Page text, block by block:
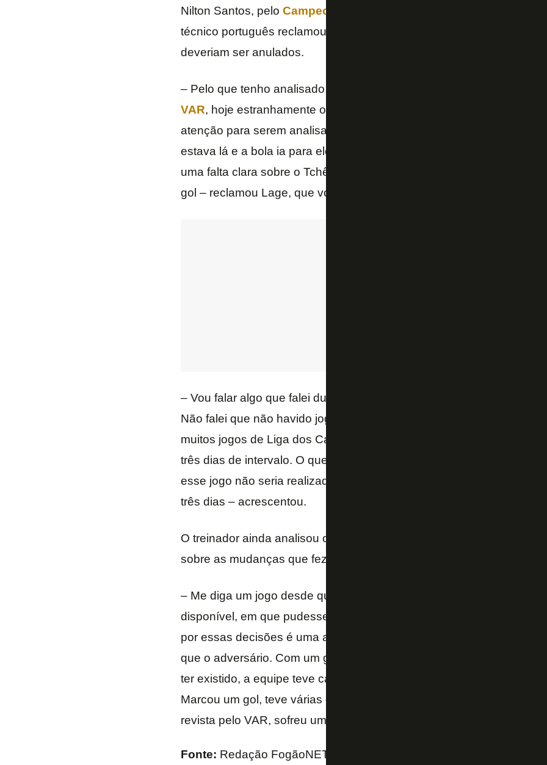
Nilton Santos, pelo Campeonato Brasileiro
técnico português reclamou bastante da
deveriam ser anulados.
– Pelo que tenho analisado, estou aqui recentemente, tenho visto
VAR, hoje estranhamente os gols do adversário mereciam pelo
atenção para serem analisados e revistos. O primeiro gol foi contra,
estava lá e a bola ia para ele, já vi lances muito semelhantes nessa
uma falta clara sobre o Tchê Tchê, empurrado nas costas, na
gol – reclamou Lage, que voltou a criticar a marcação do clássico
– Vou falar algo que falei durante a semana, em português, mas tem
Não falei que não havido jogos às quartas e sábados. Sou um
muitos jogos de Liga dos Campeões, Taça Uefa, mesmo na
três dias de intervalo. O que disse e reafirmo é que se o adversário
esse jogo não seria realizado hoje, seria amanhã. Isso não tem a ver
três dias – acrescentou.
O treinador ainda analisou o jogo e disse que seu time foi superior,
sobre as mudanças que fez.
– Me diga um jogo desde que cá estou que tive a oportunidade de
disponível, em que pudesse colocar todos juntos? São opções.
por essas decisões é uma análise curta. Fizemos um bom jogo,
que o adversário. Com um gol sofrido no primeiro minuto, que com o
ter existido, a equipe teve capacidade e coragem de ir à procura de
Marcou um gol, teve várias oportunidades e, em uma oportunidade
revista pelo VAR, sofreu um grande gol – completou.
Fonte: Redação FogãoNET